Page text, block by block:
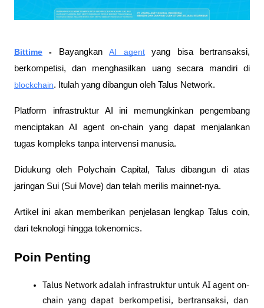
Bittime - Bayangkan AI agent yang bisa bertransaksi,
blockchain. Itulah yang dibangun oleh Talus Network.
Platform infrastruktur AI ini memungkinkan pengembang
menciptakan AI agent on-chain yang dapat menjalankan
tugas kompleks tanpa intervensi manusia.
Didukung oleh Polychain Capital, Talus dibangun di atas
jaringan Sui (Sui Move) dan telah merilis mainnet-nya.
Artikel ini akan memberikan penjelasan lengkap Talus coin,
dari teknologi hingga tokenomics.
Poin Penting
Talus Network adalah infrastruktur untuk AI agent on-
chain yang dapat berkompetisi, bertransaksi, dan